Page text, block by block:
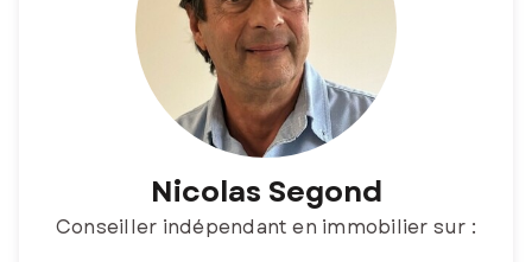
Nicolas Segond
Conseiller indépendant en immobilier sur :